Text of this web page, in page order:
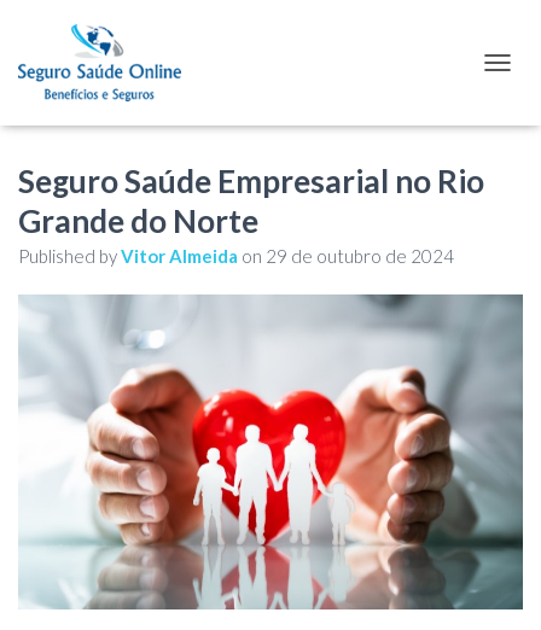
Seguro Saúde Empresarial no Rio
Grande do Norte
Published byVitor Almeida on 29 de outubro de 2024